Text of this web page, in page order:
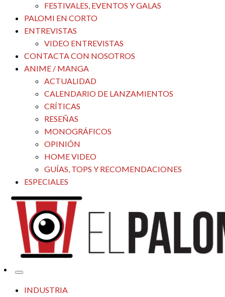
FESTIVALES, EVENTOS Y GALAS
PALOMI EN CORTO
ENTREVISTAS
VIDEO ENTREVISTAS
CONTACTA CON NOSOTROS
ANIME / MANGA
ACTUALIDAD
CALENDARIO DE LANZAMIENTOS
CRÍTICAS
RESEÑAS
MONOGRÁFICOS
OPINIÓN
HOME VIDEO
GUÍAS, TOPS Y RECOMENDACIONES
ESPECIALES
El Palomitrón
Tu espacio de la industria de cine española y latinoamericana
INDUSTRIA